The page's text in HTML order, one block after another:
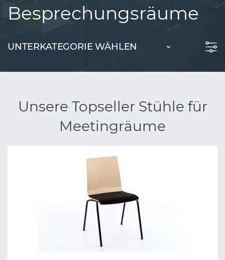
Besprechungsräume
UNTERKATEGORIE WÄHLEN
Unsere Topseller Stühle für
Meetingräume